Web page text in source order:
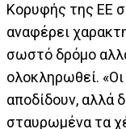
Κορυφής της ΕΕ
αναφέρει
σωστό δρόμο
ολοκληρωθεί.
αποδίδουν, αλλά
σταυρωμένα τα